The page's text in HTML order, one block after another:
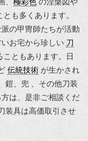
も多くあります。
の甲冑師たちが活動
お宅から珍しい 刀
ともあります。日
伝統技術 が生かされ
鎧 、兜 、その他刀装
は、是非ご相談くだ
装具は高価取引させ